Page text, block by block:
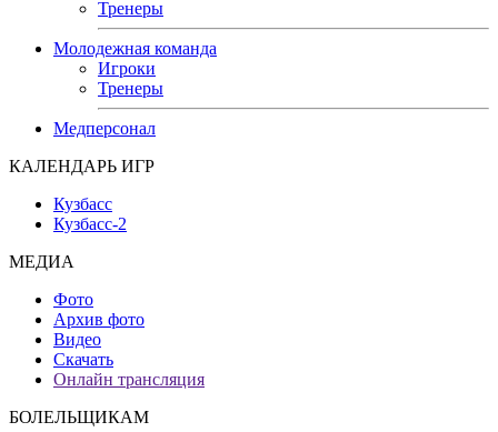
Тренеры
Молодежная команда
Игроки
Тренеры
Медперсонал
КАЛЕНДАРЬ ИГР
Кузбасс
Кузбасс-2
МЕДИА
Фото
Архив фото
Видео
Скачать
Онлайн трансляция
БОЛЕЛЬЩИКАМ